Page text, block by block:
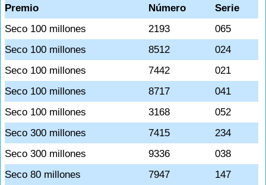
Premio Número
Serie
Seco 100 millones
2193
065
Seco 100 millones
8512
024
Seco 100 millones
7442
021
Seco 100 millones
8717
041
Seco 100 millones
3168
052
Seco 300 millones
7415
234
Seco 300 millones
9336
038
Seco 80 millones
7947
147